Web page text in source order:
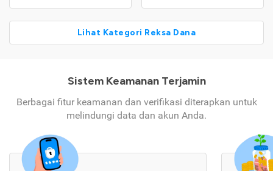
Lihat Kategori Reksa Dana
Sistem Keamanan Terjamin
Berbagai fitur keamanan dan verifikasi diterapkan untuk
melindungi data dan akun Anda.